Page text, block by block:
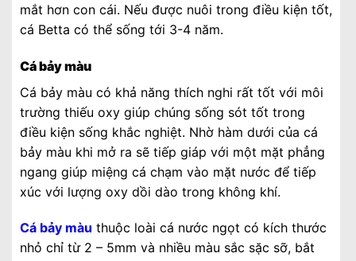
mắt hơn con cái. Nếu được nuôi trong điều kiện tốt,
cá Betta có thể sống tới 3-4 năm.
Cá bảy màu
Cá bảy màu có khả năng thích nghi rất tốt với môi
trường thiếu oxy giúp chúng sống sót tốt trong
điều kiện sống khắc nghiệt. Nhờ hàm dưới của cá
bảy màu khi mở ra sẽ tiếp giáp với một mặt phẳng
ngang giúp miệng cá chạm vào mặt nước để tiếp
xúc với lượng oxy dồi dào trong không khí.
Cá bảy màu thuộc loài cá nước ngọt có kích thước
nhỏ chỉ từ 2 – 5mm và nhiều màu sắc sặc sỡ, bắt